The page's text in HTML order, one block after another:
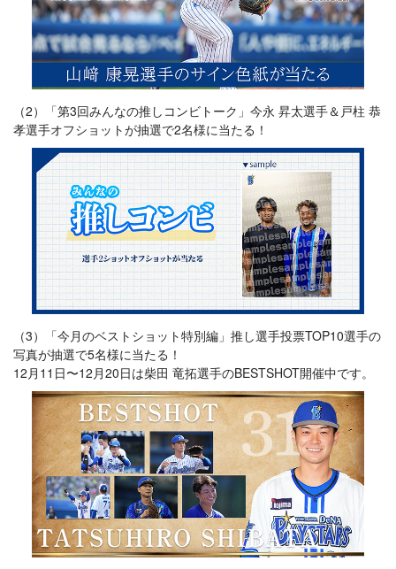
（2）「第3回みんなの推しコンビトーク」今永 昇太選手＆戸柱 恭
孝選手オフショットが抽選で2名様に当たる！
（3）「今月のベストショット特別編」推し選手投票TOP10選手の
写真が抽選で5名様に当たる！
12月11日〜12月20日は柴田 竜拓選手のBESTSHOT開催中です。